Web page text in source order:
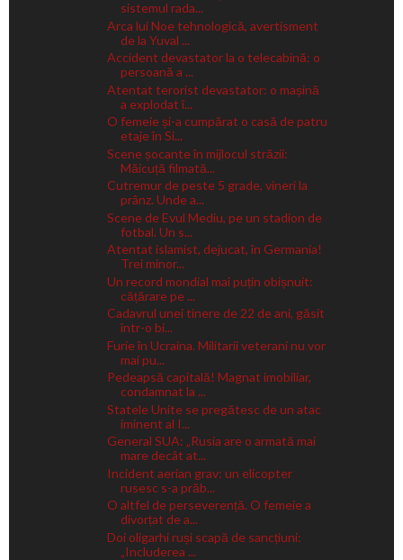
sistemul rada...
Arca lui Noe tehnologică, avertisment
de la Yuval ...
Accident devastator la o telecabină: o
persoană a ...
Atentat terorist devastator: o mașină
a explodat î...
O femeie și-a cumpărat o casă de patru
etaje în Si...
Scene șocante în mijlocul străzii:
Măicuță filmată...
Cutremur de peste 5 grade, vineri la
prânz. Unde a...
Scene de Evul Mediu, pe un stadion de
fotbal. Un s...
Atentat islamist, dejucat, în Germania!
Trei minor...
Un record mondial mai puțin obișnuit:
cățărare pe ...
Cadavrul unei tinere de 22 de ani, găsit
într-o bi...
Furie în Ucraina. Militarii veterani nu vor
mai pu...
Pedeapsă capitală! Magnat imobiliar,
condamnat la ...
Statele Unite se pregătesc de un atac
iminent al I...
General SUA: „Rusia are o armată mai
mare decât at...
Incident aerian grav: un elicopter
rusesc s-a prăb...
O altfel de perseverență. O femeie a
divorțat de a...
Doi oligarhi ruși scapă de sancțiuni:
„Includerea ...